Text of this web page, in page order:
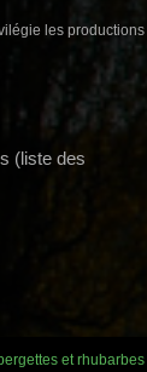
les productions
(liste des
et rhubarbes